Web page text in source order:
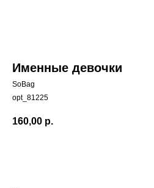
Именные девочки
SoBag
opt_81225
160,00 р.